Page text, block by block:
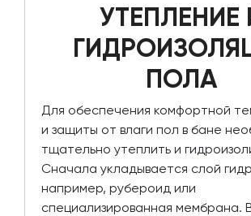
УТЕПЛЕНИЕ
ПОЛА
Для обеспечения комфортной
и защиты от влаги пол в бане
тщательно утеплить и
Сначала укладывается слой
например, рубероид или
специализированная мембрана.